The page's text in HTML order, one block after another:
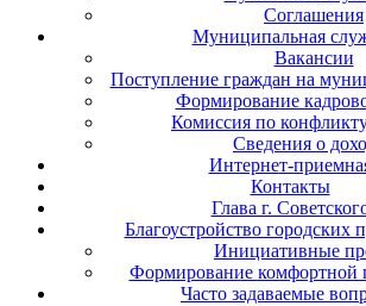
Соглашения
Муниципальная
Вакансии
Поступление граждан на
Формирование
Комиссия по
Сведения о
Интернет-
Контакты
Глава г.
Благоустройство городских
Инициативные
Формирование комфортной
Часто задаваемые